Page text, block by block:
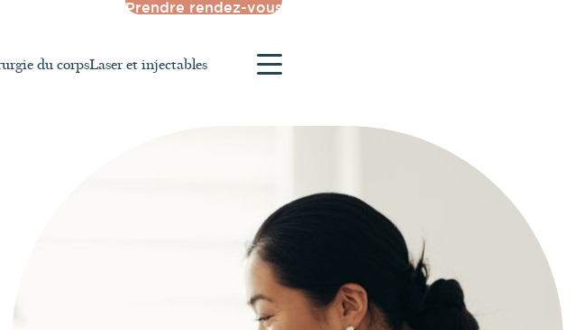
Prendre rendez-vous
du corpsLaser et injectables